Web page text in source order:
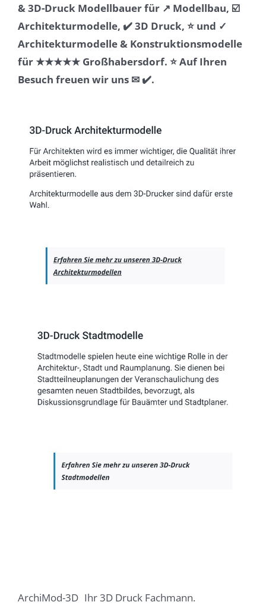
& 3D-Druck Modellbauer für ↗️ Modellbau, ☑️
Architekturmodelle, ✔️ 3D Druck, ⭐ und ✓
Architekturmodelle & Konstruktionsmodelle
für ★★★★★ Großhabersdorf. ⭐ Auf Ihren
Besuch freuen wir uns ✉ ✔️.
ArchiMod-3D Ihr 3D Druck Fachmann.